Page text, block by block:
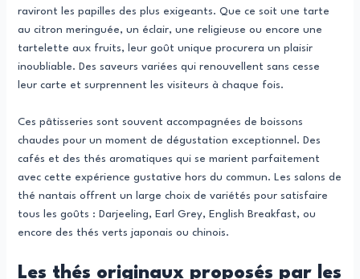
raviront les papilles des plus exigeants. Que ce soit une tarte
au citron meringuée, un éclair, une religieuse ou encore une
tartelette aux fruits, leur goût unique procurera un plaisir
inoubliable. Des saveurs variées qui renouvellent sans cesse
leur carte et surprennent les visiteurs à chaque fois.
Ces pâtisseries sont souvent accompagnées de boissons
chaudes pour un moment de dégustation exceptionnel. Des
cafés et des thés aromatiques qui se marient parfaitement
avec cette expérience gustative hors du commun. Les salons de
thé nantais offrent un large choix de variétés pour satisfaire
tous les goûts : Darjeeling, Earl Grey, English Breakfast, ou
encore des thés verts japonais ou chinois.
Les thés originaux proposés par les